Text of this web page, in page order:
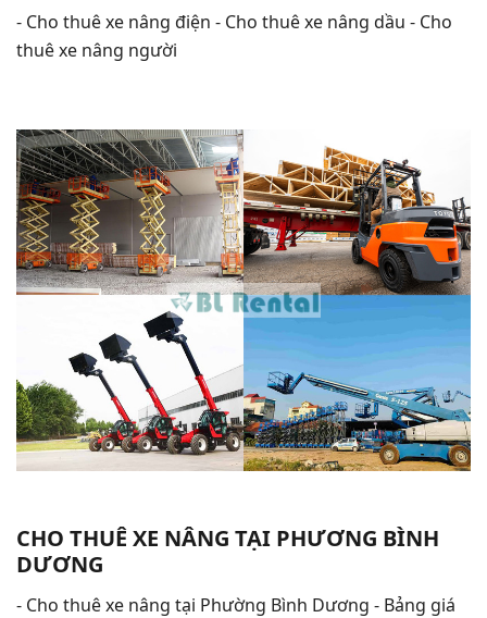
- Cho thuê xe nâng điện - Cho thuê xe nâng dầu - Cho
thuê xe nâng người
CHO THUÊ XE NÂNG TẠI PHƯƠNG BÌNH
DƯƠNG
- Cho thuê xe nâng tại Phường Bình Dương - Bảng giá